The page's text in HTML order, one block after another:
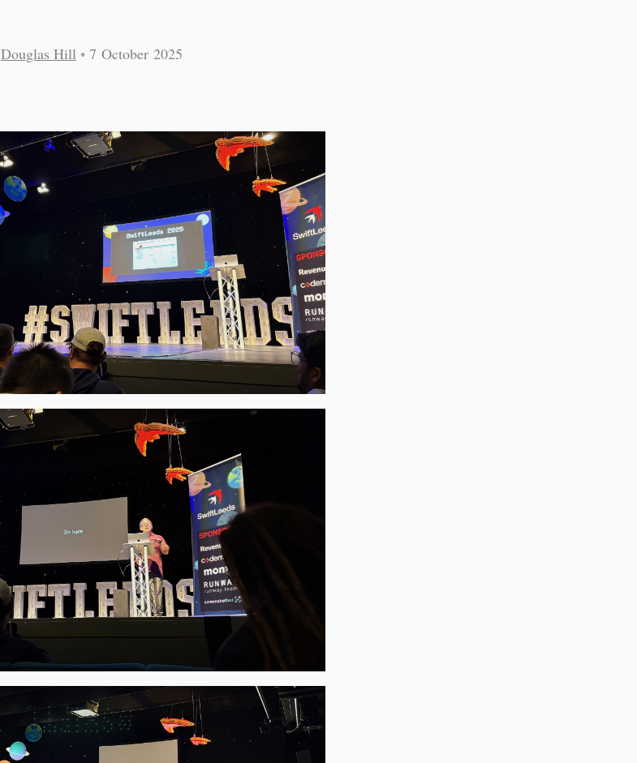
Douglas Hill • 7 October 2025